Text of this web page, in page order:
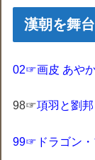
漢朝を舞
02☞画皮 あや
98☞項羽と劉
99☞ドラゴン・